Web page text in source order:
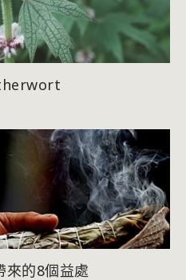
來的8個益處